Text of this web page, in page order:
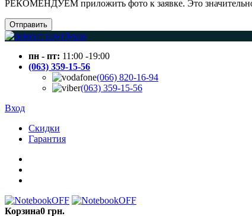
РЕКОМЕНДУЕМ приложить фото к заявке. Это
Отправить
пн - пт: 11:00 -19:00
(063) 359-15-56
(066) 820-16-94
(063) 359-15-56
Вход
Скидки
Гарантия
Корзина0 грн.